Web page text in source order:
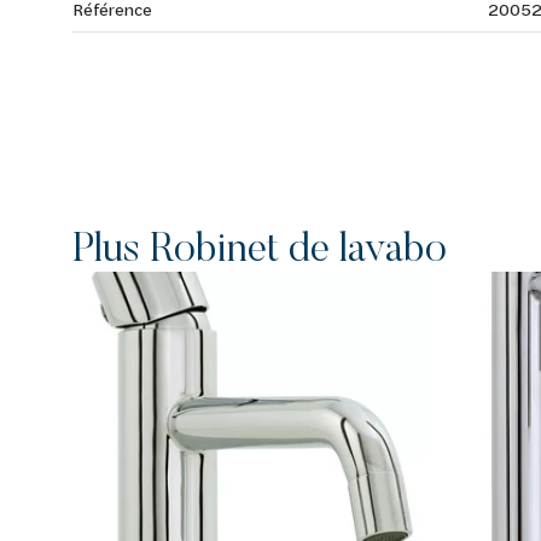
Référence
Plus Robinet de lavabo